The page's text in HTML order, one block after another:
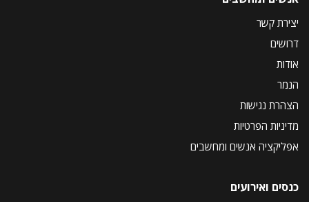
יצירת קשר
דרושים
אודות
הנמר
הצהרת נגישות
מדיניות הפרטיות
אפליקציה אנשים ומחשבים
כנסים ואירועים